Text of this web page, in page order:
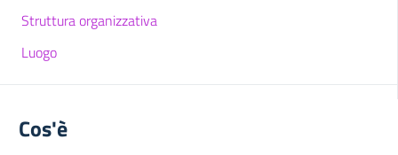
Struttura organizzativa
Luogo
Cos'è